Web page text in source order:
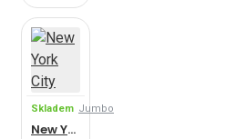
Skladem Jumbo
New York City